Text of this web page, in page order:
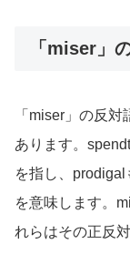
「miser」
「miser」の反
あります。
を指し、prodigal
を意味します。
れらはその正反